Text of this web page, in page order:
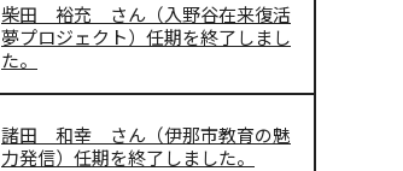
柴田 裕充 さん（入野谷在来復活
夢プロジェクト）任期を終了しまし
た。
諸田 和幸 さん（伊那市教育の魅
力発信）任期を終了しました。